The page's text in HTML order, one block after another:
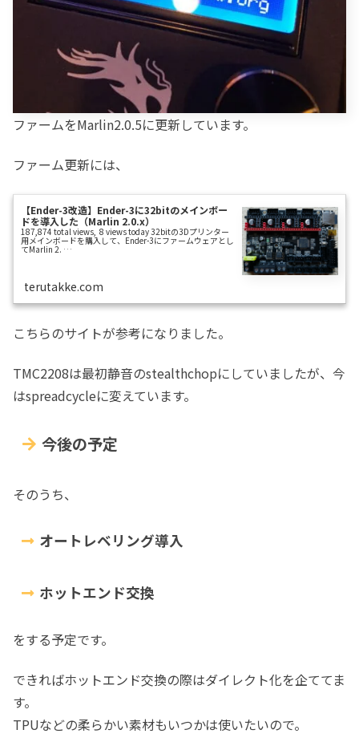
ファームをMarlin2.0.5に更新しています。
ファーム更新には、
【Ender-3改造】Ender-3に32bitのメインボー
ドを導入した（Marlin 2.0.x）
187,874 total views, 8 views today 32bitの3Dプリンター
用メインボードを購入して、Ender-3にファームウェアとし
てMarlin 2. …
terutakke.com
こちらのサイトが参考になりました。
TMC2208は最初静音のstealthchopにしていましたが、今
はspreadcycleに変えています。
今後の予定
そのうち、
オートレベリング導入
ホットエンド交換
をする予定です。
できればホットエンド交換の際はダイレクト化を企ててま
す。
TPUなどの柔らかい素材もいつかは使いたいので。